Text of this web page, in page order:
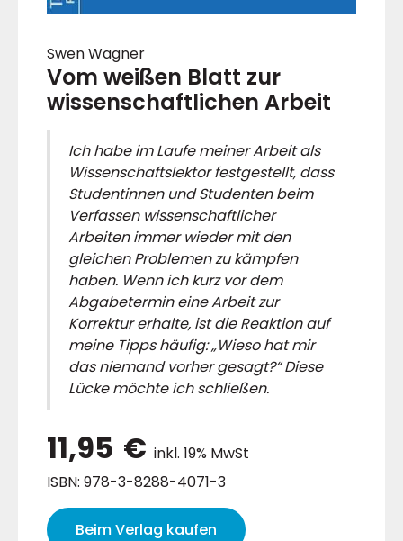
Swen Wagner
Vom weißen Blatt zur
wissenschaftlichen Arbeit
Ich habe im Laufe meiner Arbeit als
Wissenschaftslektor festgestellt, dass
Studentinnen und Studenten beim
Verfassen wissenschaftlicher
Arbeiten immer wieder mit den
gleichen Problemen zu kämpfen
haben. Wenn ich kurz vor dem
Abgabetermin eine Arbeit zur
Korrektur erhalte, ist die Reaktion auf
meine Tipps häufig: „Wieso hat mir
das niemand vorher gesagt?“ Diese
Lücke möchte ich schließen.
11,95 € inkl. 19% MwSt
ISBN: 978-3-8288-4071-3
Beim Verlag kaufen